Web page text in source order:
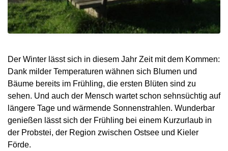
Der Winter lässt sich in diesem Jahr Zeit mit dem Kommen:
Dank milder Temperaturen wähnen sich Blumen und
Bäume bereits im Frühling, die ersten Blüten sind zu
sehen. Und auch der Mensch wartet schon sehnsüchtig auf
längere Tage und wärmende Sonnenstrahlen. Wunderbar
genießen lässt sich der Frühling bei einem Kurzurlaub in
der Probstei, der Region zwischen Ostsee und Kieler
Förde.